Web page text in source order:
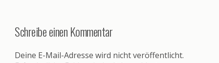
Schreibe einen Kommentar
Deine E-Mail-Adresse wird nicht veröffentlicht.